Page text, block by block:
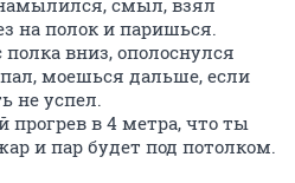
смыл, взял
на полок и паришься.
вниз, ополоснулся
моешься дальше, если
не успел.
прогрев в 4 метра, что ты
и пар будет под потолком.